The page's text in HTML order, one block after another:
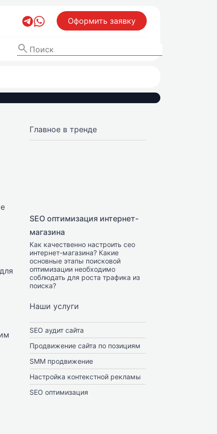
Оформить заявку
Главное в тренде
SEO оптимизация интернет-
магазина
Как качественно настроить сео
интернет-магазина? Какие
основные этапы поисковой
оптимизации необходимо
соблюдать для роста трафика из
поиска?
Наши услуги
SEO аудит сайта
Продвижение сайта по позициям
SMM продвижение
Настройка контекстной рекламы
SEO оптимизация